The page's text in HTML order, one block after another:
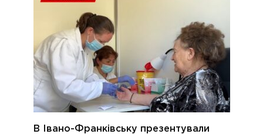
В Івано-Франківську презентували